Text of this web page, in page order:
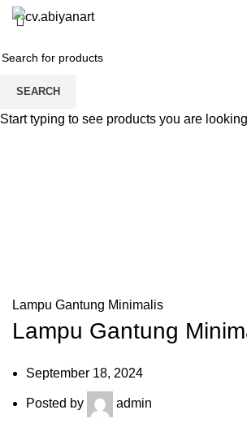
Lampu Gantung Minimalis
Lampu Gantung
September 18, 2024
Posted by admin
SEARCH
Start typing to see products you are